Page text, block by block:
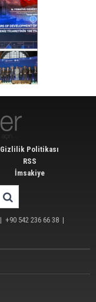
Gizlilik Politikası
RSS
İmsakiye
| +90 542 236 66 38 |